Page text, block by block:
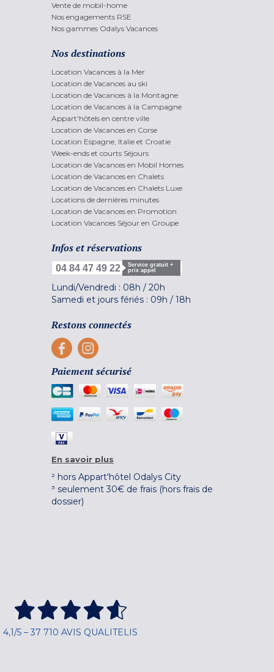
Vente de mobil-home
Nos engagements RSE
Nos gammes Odalys Vacances
Nos destinations
Location Vacances à la Mer
Location de Vacances au ski
Location de Vacances à la Montagne
Location de Vacances à la Campagne
Appart'hôtels en centre ville
Location de Vacances en Corse
Location Espagne, Italie et Croatie
Week-ends et courts Séjours
Location de Vacances en Mobil Homes
Location de Vacances en Chalets
Location de Vacances en Chalets Luxe
Locations de dernières minutes
Location de Vacances en Promotion
Location Vacances Séjour en Groupe
Infos et réservations
04 84 47 49 22
Service gratuit +
prix appel
Lundi/Vendredi : 08h / 20h
Samedi et jours fériés : 09h / 18h
Restons connectés
Paiement sécurisé
En savoir plus
² hors Appart'hôtel Odalys City
³ seulement 30€ de frais (hors frais de
dossier)
4,1/5 – 37 710 AVIS QUALITELIS